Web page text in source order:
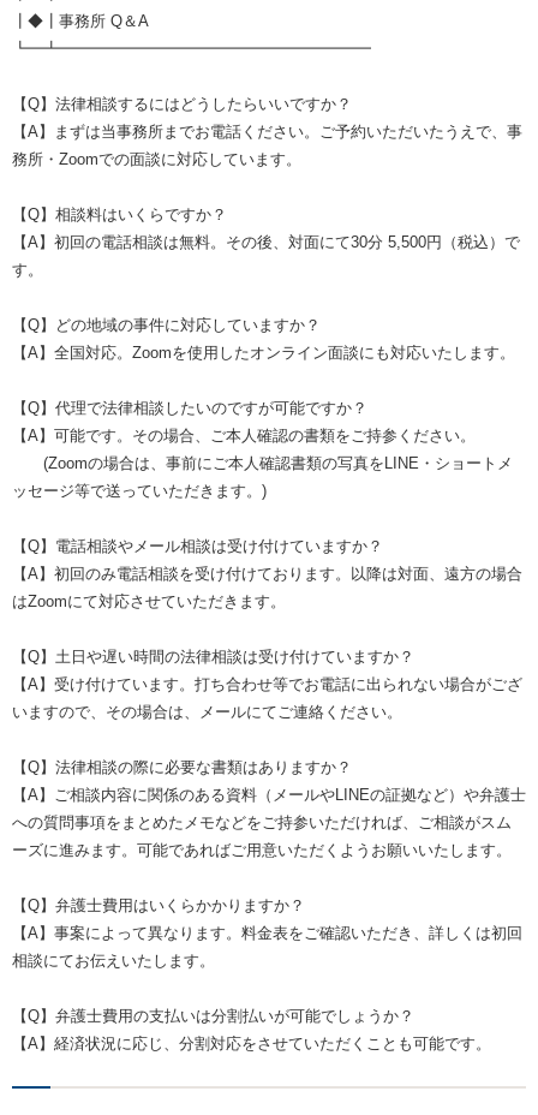
┃◆┃事務所 Q＆A
┗━┻━━━━━━━━━━━━━━━━━━━━
【Q】法律相談するにはどうしたらいいですか？
【A】まずは当事務所までお電話ください。ご予約いただいたうえで、事
務所・Zoomでの面談に対応しています。
【Q】相談料はいくらですか？
【A】初回の電話相談は無料。その後、対面にて30分 5,500円（税込）で
す。
【Q】どの地域の事件に対応していますか？
【A】全国対応。Zoomを使用したオンライン面談にも対応いたします。
【Q】代理で法律相談したいのですが可能ですか？
【A】可能です。その場合、ご本人確認の書類をご持参ください。
(Zoomの場合は、事前にご本人確認書類の写真をLINE・ショートメ
ッセージ等で送っていただきます。)
【Q】電話相談やメール相談は受け付けていますか？
【A】初回のみ電話相談を受け付けております。以降は対面、遠方の場合
はZoomにて対応させていただきます。
【Q】土日や遅い時間の法律相談は受け付けていますか？
【A】受け付けています。打ち合わせ等でお電話に出られない場合がござ
いますので、その場合は、メールにてご連絡ください。
【Q】法律相談の際に必要な書類はありますか？
【A】ご相談内容に関係のある資料（メールやLINEの証拠など）や弁護士
への質問事項をまとめたメモなどをご持参いただければ、ご相談がスム
ーズに進みます。可能であればご用意いただくようお願いいたします。
【Q】弁護士費用はいくらかかりますか？
【A】事案によって異なります。料金表をご確認いただき、詳しくは初回
相談にてお伝えいたします。
【Q】弁護士費用の支払いは分割払いが可能でしょうか？
【A】経済状況に応じ、分割対応をさせていただくことも可能です。